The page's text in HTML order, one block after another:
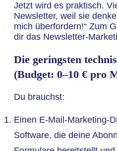
Jetzt wird es praktisch.
Newsletter, weil sie
mich überfordern!“ Zum
dir das Newsletter-
Die geringsten
(Budget: 0–10 € pro
Du brauchst:
Einen E-Mail-Marketing-
Software, die deine